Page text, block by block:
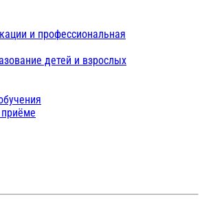
и профессиональная
детей и взрослых